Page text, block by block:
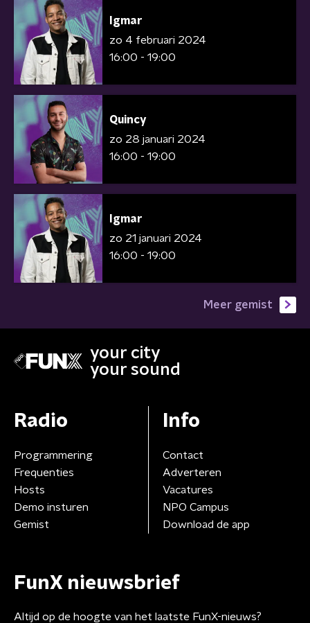
Igmar
zo 4 februari 2024
16:00 - 19:00
Quincy
zo 28 januari 2024
16:00 - 19:00
Igmar
zo 21 januari 2024
16:00 - 19:00
Meer gemist
your city
your sound
Radio
Programmering
Frequenties
Hosts
Demo insturen
Gemist
Info
Contact
Adverteren
Vacatures
NPO Campus
Download de app
FunX nieuwsbrief
Altijd op de hoogte van het laatste FunX-nieuws?